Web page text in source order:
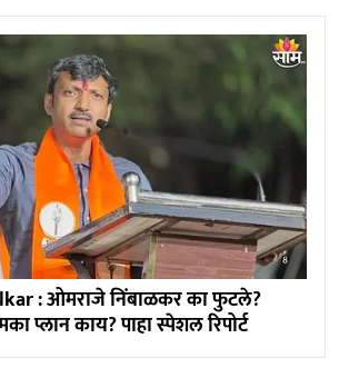
: ओमराजे निंबाळकर का फुटले?
प्लान काय? पाहा स्पेशल रिपोर्ट